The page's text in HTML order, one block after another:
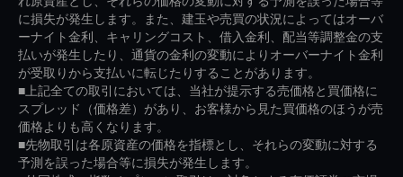
に損失が発生します。また、建玉や売買の状況によってはオーバ
ーナイト金利、キャリングコスト、借入金利、配当等調整金の支
払いが発生したり、通貨の金利の変動によりオーバーナイト金利
が受取りから支払いに転じたりすることがあります。
■上記全ての取引においては、当社が提示する売価格と買価格に
スプレッド（価格差）があり、お客様から見た買価格のほうが売
価格よりも高くなります。
■先物取引は各原資産の価格を指標とし、それらの変動に対する
予測を誤った場合等に損失が発生します。